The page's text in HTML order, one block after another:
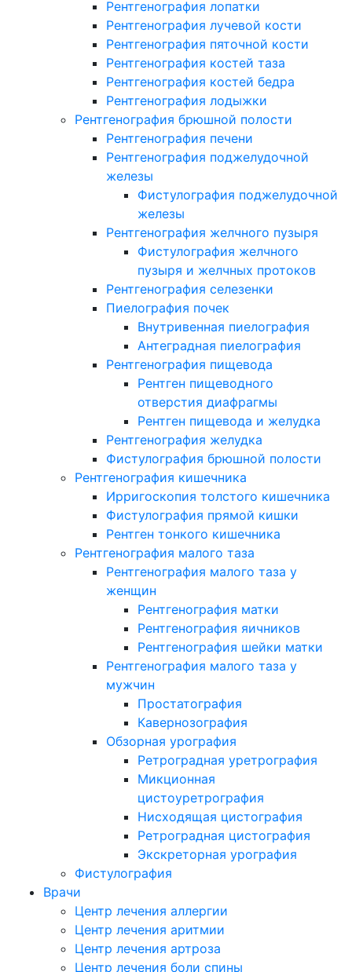
Рентгенография лопатки
Рентгенография лучевой кости
Рентгенография пяточной кости
Рентгенография костей таза
Рентгенография костей бедра
Рентгенография лодыжки
Рентгенография брюшной полости
Рентгенография печени
Рентгенография поджелудочной
железы
Фистулография поджелудочной
железы
Рентгенография желчного пузыря
Фистулография желчного
пузыря и желчных протоков
Рентгенография селезенки
Пиелография почек
Внутривенная пиелография
Антеградная пиелография
Рентгенография пищевода
Рентген пищеводного
отверстия диафрагмы
Рентген пищевода и желудка
Рентгенография желудка
Фистулография брюшной полости
Рентгенография кишечника
Ирригоскопия толстого кишечника
Фистулография прямой кишки
Рентген тонкого кишечника
Рентгенография малого таза
Рентгенография малого таза у
женщин
Рентгенография матки
Рентгенография яичников
Рентгенография шейки матки
Рентгенография малого таза у
мужчин
Простатография
Кавернозография
Обзорная урография
Ретроградная уретрография
Микционная
цистоуретрография
Нисходящая цистография
Ретроградная цистография
Экскреторная урография
Фистулография
Врачи
Центр лечения аллергии
Центр лечения аритмии
Центр лечения артроза
Центр лечения боли спины